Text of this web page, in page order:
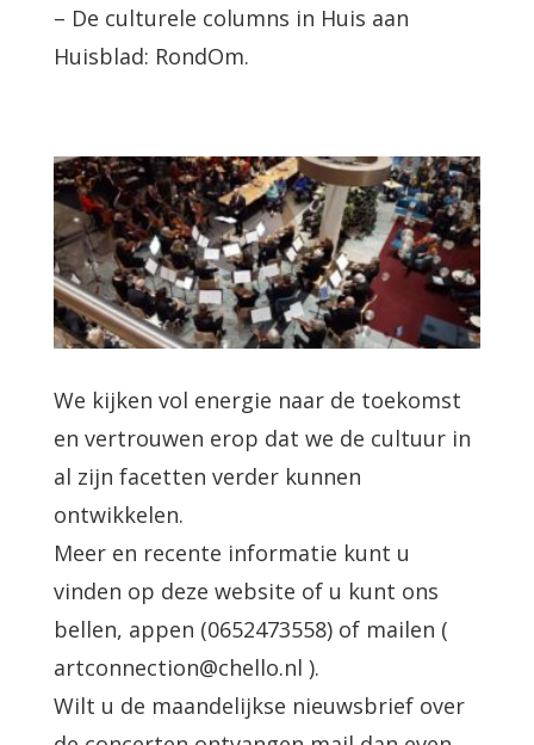
– De culturele columns in Huis aan
Huisblad: RondOm.
We kijken vol energie naar de toekomst
en vertrouwen erop dat we de cultuur in
al zijn facetten verder kunnen
ontwikkelen.
Meer en recente informatie kunt u
vinden op deze website of u kunt ons
bellen, appen (0652473558) of mailen (
artconnection@chello.nl ).
Wilt u de maandelijkse nieuwsbrief over